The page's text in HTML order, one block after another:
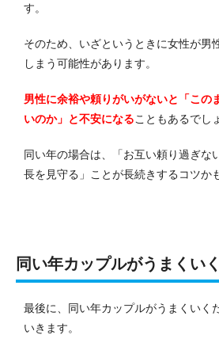
す。
そのため、いざというときに女性が男
しまう可能性があります。
男性に余裕や頼りがいがないと「この
いのか」と不安になることもあるでし
同い年の場合は、「お互い頼り過ぎな
長を見守る」ことが長続きするコツか
同い年カップルがうまくい
最後に、同い年カップルがうまくいく
いきます。